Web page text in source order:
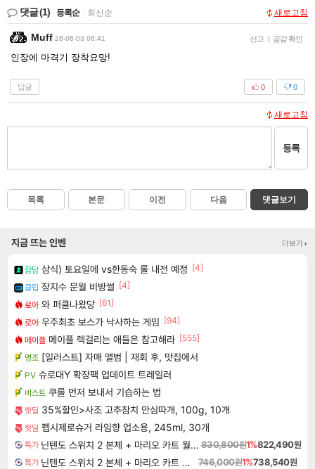
댓글(1) 등록순 최신순 새로고침
Muff 26-06-03 06:41 신고 | 공감 확인
인장에 마격기 장착요망!
답글 0
0
새로고침
등록
목록 본문 이전 다음 댓글보기
지금 뜨는 인벤 더보기+
잡담 삼식) 토요일에 vs한동숙 롤 내전 예정 [4]
클립 장지수 문월 비방썰 [4]
로아 와 퍼클나왔당 [61]
로아 우주최초 보스가 낙사하는 게임 [94]
메이플 메이플 렉걸리는 애들은 참고해라 [555]
명조 [일러스트] 자매 앨범 | 재회 후, 맛집에서
PV 슈로대Y 확장팩 업데이트 트레일러
비스트 쿠를 먼저 보내서 기습하는 법
핫딜 35%할인>사조 고추참치 안심따개, 100g, 10개
핫딜 펩시제로슈거 라임향 업소용, 245ml, 30개
특가 닌텐도 스위치 2 본체 + 마리오 카트 월드 + 슈퍼 마리오 파티 잼버리 닌텐도 스위치 2 에디션 + 잼버리 TV 번들 830,800원1%822,490원
특가 닌텐도 스위치 2 본체 + 마리오 카트 월드 746,000원1%738,540원